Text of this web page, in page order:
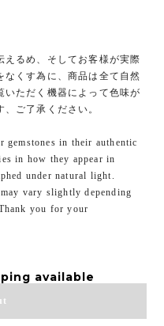
えるめ、そしてお客様が実際
なくす為に、商品は全て自然
ただく機器によって色味が
ご了承ください。
gemstones in their authentic
in how they appear in
under natural light.
vary slightly depending
you for your
available